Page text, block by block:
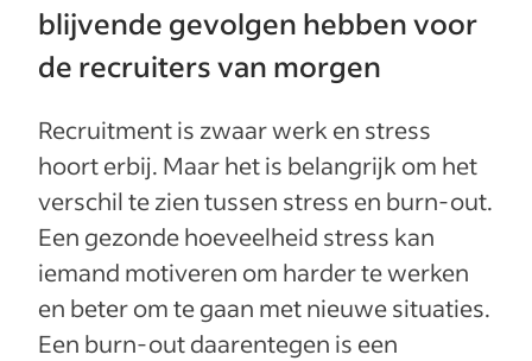
blijvende gevolgen hebben voor
de recruiters van morgen
Recruitment is zwaar werk en stress
hoort erbij. Maar het is belangrijk om het
verschil te zien tussen stress en burn-out.
Een gezonde hoeveelheid stress kan
iemand motiveren om harder te werken
en beter om te gaan met nieuwe situaties.
Een burn-out daarentegen is een